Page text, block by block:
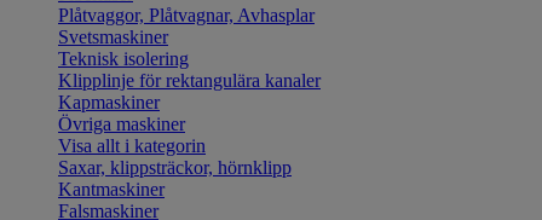
Plåtvaggor, Plåtvagnar, Avhasplar
Svetsmaskiner
Teknisk isolering
Klipplinje för rektangulära kanaler
Kapmaskiner
Övriga maskiner
Visa allt i kategorin
Saxar, klippsträckor, hörnklipp
Kantmaskiner
Falsmaskiner